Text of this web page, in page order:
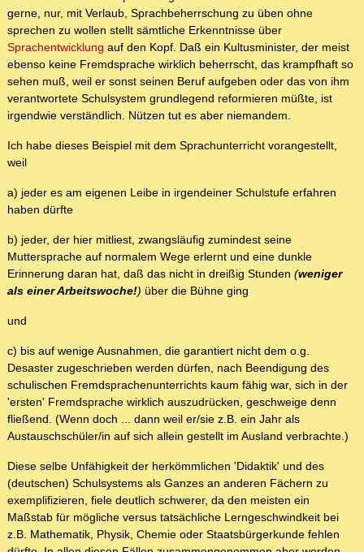
gerne, nur, mit Verlaub, Sprachbeherrschung zu üben ohne
sprechen zu wollen stellt sämtliche Erkenntnisse über
Sprachentwicklung auf den Kopf. Daß ein Kultusminister, der meist
ebenso keine Fremdsprache wirklich beherrscht, das krampfhaft so
sehen muß, weil er sonst seinen Beruf aufgeben oder das von ihm
verantwortete Schulsystem grundlegend reformieren müßte, ist
irgendwie verständlich. Nützen tut es aber niemandem.
Ich habe dieses Beispiel mit dem Sprachunterricht vorangestellt,
weil
a) jeder es am eigenen Leibe in irgendeiner Schulstufe erfahren
haben dürfte
b) jeder, der hier mitliest, zwangsläufig zumindest seine
Muttersprache auf normalem Wege erlernt und eine dunkle
Erinnerung daran hat, daß das nicht in dreißig Stunden (weniger
als einer Arbeitswoche!) über die Bühne ging
und
c) bis auf wenige Ausnahmen, die garantiert nicht dem o.g.
Desaster zugeschrieben werden dürfen, nach Beendigung des
schulischen Fremdsprachenunterrichts kaum fähig war, sich in der
'ersten' Fremdsprache wirklich auszudrücken, geschweige denn
fließend. (Wenn doch ... dann weil er/sie z.B. ein Jahr als
Austauschschüler/in auf sich allein gestellt im Ausland verbrachte.)
Diese selbe Unfähigkeit der herkömmlichen 'Didaktik' und des
(deutschen) Schulsystems als Ganzes an anderen Fächern zu
exemplifizieren, fiele deutlich schwerer, da den meisten ein
Maßstab für mögliche versus tatsächliche Lerngeschwindkeit bei
z.B. Mathematik, Physik, Chemie oder Staatsbürgerkunde fehlen